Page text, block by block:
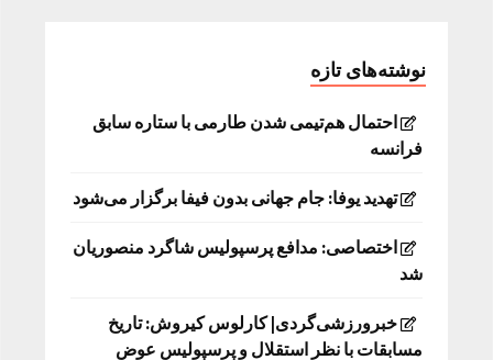
نوشته‌های تازه
احتمال هم‌تیمی شدن طارمی با ستاره سابق
فرانسه
تهدید یوفا: جام جهانی بدون فیفا برگزار می‌شود
اختصاصی: مدافع پرسپولیس شاگرد منصوریان
شد
خبرورزشی‌گردی| کارلوس کیروش: تاریخ
مسابقات با نظر استقلال و پرسپولیس عوض